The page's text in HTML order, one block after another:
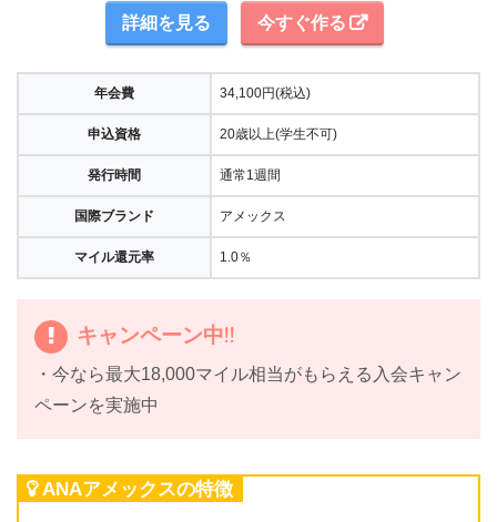
詳細を見る 今すぐ作る
年会費 34,100円(税込)
申込資格 20歳以上(学生不可)
発行時間 通常1週間
国際ブランド アメックス
マイル還元率 1.0％
キャンペーン中!!
・今なら最大18,000マイル相当がもらえる入会キャン
ペーンを実施中
ANAアメックスの特徴